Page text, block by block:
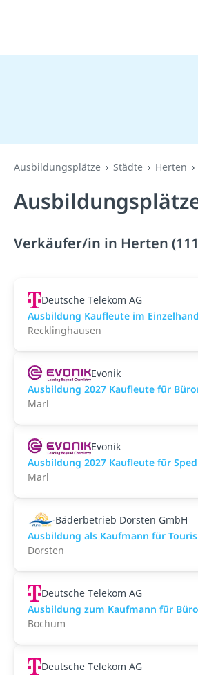
Ausbildungsplätze Städte Herten
Verkäufer/in in Herten
Deutsche Telekom AG
Ausbildung Kaufleute im
Recklinghausen
Evonik
Ausbildung 2027 Kaufleute für
Marl
Evonik
Ausbildung 2027 Kaufleute für
Marl
Bäderbetrieb Dorsten GmbH
Ausbildung als Kaufmann für
Dorsten
Deutsche Telekom AG
Ausbildung zum Kaufmann für
Bochum
Deutsche Telekom AG